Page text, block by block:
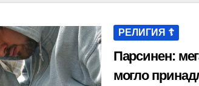
РЕЛИГИЯ ☦️
Парсинен:
могло